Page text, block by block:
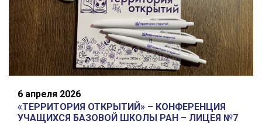
6 апреля 2026
«ТЕРРИТОРИЯ ОТКРЫТИЙ» – КОНФЕРЕНЦИЯ
УЧАЩИХСЯ БАЗОВОЙ ШКОЛЫ РАН – ЛИЦЕЯ №7